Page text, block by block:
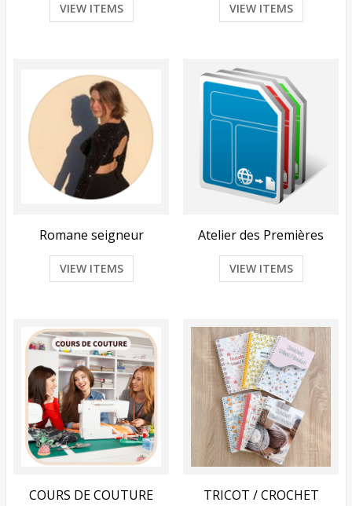
VIEW ITEMS VIEW ITEMS
Romane seigneur
VIEW ITEMS
Atelier des Premières
VIEW ITEMS
COURS DE COUTURE TRICOT / CROCHET